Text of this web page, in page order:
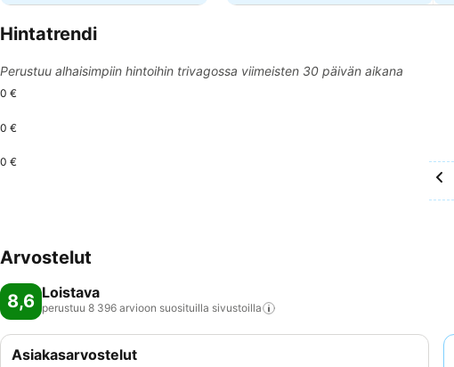
Hintatrendi
Perustuu alhaisimpiin hintoihin trivagossa viimeisten 30 päivän aikana
0 €
0 €
0 €
Arvostelut
8,6 Loistava
perustuu 8 396 arvioon suosituilla sivustoilla
Asiakasarvostelut